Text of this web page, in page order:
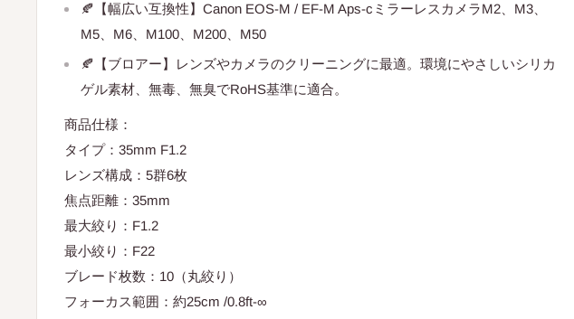
🍂【幅広い互換性】Canon EOS-M / EF-M Aps-cミラーレスカメラM2、M3、
M5、M6、M100、M200、M50
🍂【ブロアー】レンズやカメラのクリーニングに最適。環境にやさしいシリカ
ゲル素材、無毒、無臭でRoHS基準に適合。
商品仕様：
タイプ：35mm F1.2
レンズ構成：5群6枚
焦点距離：35mm
最大絞り：F1.2
最小絞り：F22
ブレード枚数：10（丸絞り）
フォーカス範囲：約25cm /0.8ft-∞